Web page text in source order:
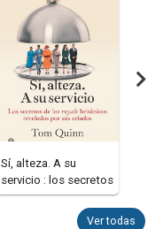
Sí, alteza. A su
servicio : los secretos
de los royals britá
abri
Ver todas